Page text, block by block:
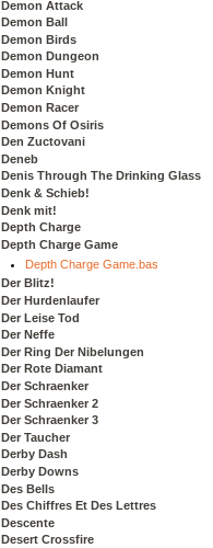
Demon Attack
Demon Ball
Demon Birds
Demon Dungeon
Demon Hunt
Demon Knight
Demon Racer
Demons Of Osiris
Den Zuctovani
Deneb
Denis Through The Drinking Glass
Denk & Schieb!
Denk mit!
Depth Charge
Depth Charge Game
Depth Charge Game.bas
Der Blitz!
Der Hurdenlaufer
Der Leise Tod
Der Neffe
Der Ring Der Nibelungen
Der Rote Diamant
Der Schraenker
Der Schraenker 2
Der Schraenker 3
Der Taucher
Derby Dash
Derby Downs
Des Bells
Des Chiffres Et Des Lettres
Descente
Desert Crossfire